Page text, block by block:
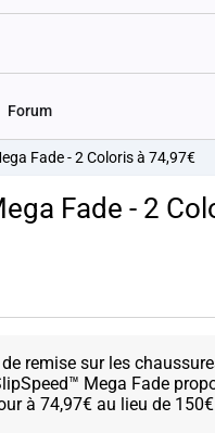
Forum
Fade - 2 Coloris à 74,97€
Fade - 2
de remise sur les
Mega Fade
à 74,97€ au lieu de